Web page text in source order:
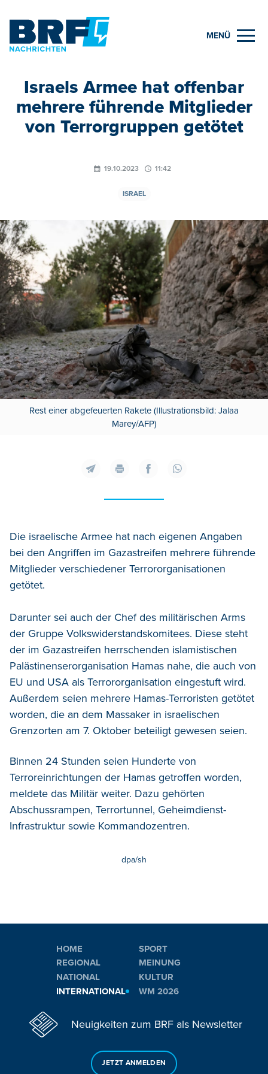
MENÜ
Israels Armee hat offenbar
mehrere führende Mitglieder
von Terrorgruppen getötet
19.10.2023 11:42
ISRAEL
Rest einer abgefeuerten Rakete (Illustrationsbild: Jalaa
Marey/AFP)
Die israelische Armee hat nach eigenen Angaben
bei den Angriffen im Gazastreifen mehrere führende
Mitglieder verschiedener Terrororganisationen
getötet.
Darunter sei auch der Chef des militärischen Arms
der Gruppe Volkswiderstandskomitees. Diese steht
der im Gazastreifen herrschenden islamistischen
Palästinenserorganisation Hamas nahe, die auch von
EU und USA als Terrororganisation eingestuft wird.
Außerdem seien mehrere Hamas-Terroristen getötet
worden, die an dem Massaker in israelischen
Grenzorten am 7. Oktober beteiligt gewesen seien.
Binnen 24 Stunden seien Hunderte von
Terroreinrichtungen der Hamas getroffen worden,
meldete das Militär weiter. Dazu gehörten
Abschussrampen, Terrortunnel, Geheimdienst-
Infrastruktur sowie Kommandozentren.
dpa/sh
HOME
REGIONAL
NATIONAL
INTERNATIONAL
SPORT
MEINUNG
KULTUR
WM 2026
Neuigkeiten zum BRF als Newsletter
JETZT ANMELDEN